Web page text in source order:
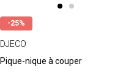
-25%
DJECO
Pique-nique à couper